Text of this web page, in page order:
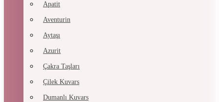
Apatit
Aventurin
Aytaşı
Azurit
Çakra Taşları
Çilek Kuvars
Dumanlı Kuvars